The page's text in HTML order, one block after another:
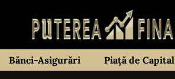
Bănci-Asigurări Piață de Capital